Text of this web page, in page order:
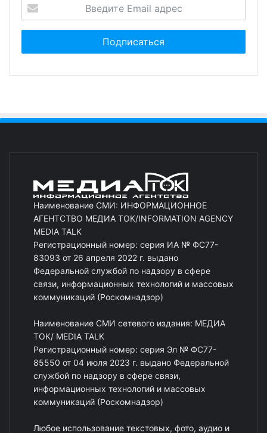
Наименование СМИ: ИНФОРМАЦИОННОЕ
АГЕНТСТВО МЕДИА ТОК/INFORMATION AGENCY
MEDIA TALK
Регистрационный номер: серия ИА № ФС77-
83093 от 26 апреля 2022 г. выдано
Федеральной службой по надзору в сфере
связи, информационных технологий и массовых
коммуникаций (Роскомнадзор)
Наименование СМИ сетевого издания: МЕДИА
ТОК/ MEDIA TALK
Регистрационный номер: серия Эл № ФС77-
85550 от 04 июля 2023 г. выдано Федеральной
службой по надзору в сфере связи,
информационных технологий и массовых
коммуникаций (Роскомнадзор)
Любое использование текстовых, фото, аудио и